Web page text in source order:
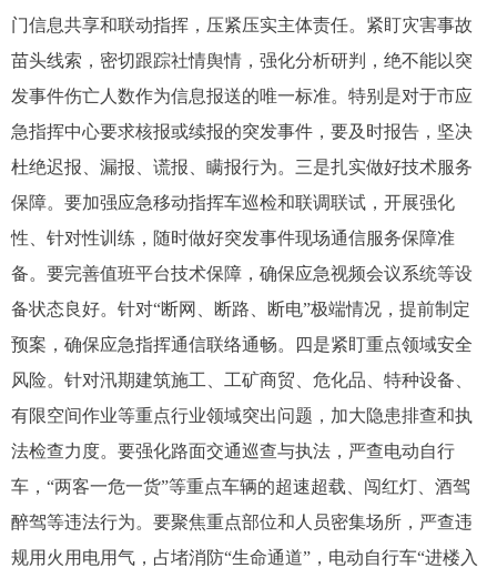
门信息共享和联动指挥，压紧压实主体责任。紧盯灾害事故
苗头线索，密切跟踪社情舆情，强化分析研判，绝不能以突
发事件伤亡人数作为信息报送的唯一标准。特别是对于市应
急指挥中心要求核报或续报的突发事件，要及时报告，坚决
杜绝迟报、漏报、谎报、瞒报行为。三是扎实做好技术服务
保障。要加强应急移动指挥车巡检和联调联试，开展强化
性、针对性训练，随时做好突发事件现场通信服务保障准
备。要完善值班平台技术保障，确保应急视频会议系统等设
备状态良好。针对“断网、断路、断电”极端情况，提前制定
预案，确保应急指挥通信联络通畅。四是紧盯重点领域安全
风险。针对汛期建筑施工、工矿商贸、危化品、特种设备、
有限空间作业等重点行业领域突出问题，加大隐患排查和执
法检查力度。要强化路面交通巡查与执法，严查电动自行
车，“两客一危一货”等重点车辆的超速超载、闯红灯、酒驾
醉驾等违法行为。要聚焦重点部位和人员密集场所，严查违
规用火用电用气，占堵消防“生命通道”，电动自行车“进楼入